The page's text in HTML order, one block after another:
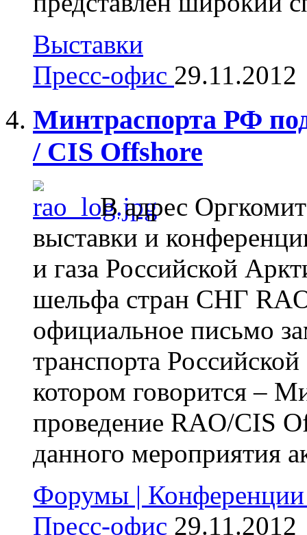
Выставки
Пресс-офис 29.11.2012
Минтраспорта РФ
/ CIS Offshore
В адрес
выставки и
и газа Российской
шельфа стран СНГ
официальное письмо
транспорта
котором говорится –
проведение RAO/CIS
данного мероприятия
Форумы |
Пресс-офис 29.11.2012